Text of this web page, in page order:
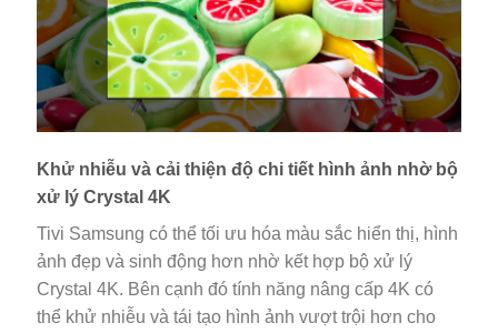
Khử nhiễu và cải thiện độ chi tiết hình ảnh nhờ bộ
xử lý Crystal 4K
Tivi Samsung có thể tối ưu hóa màu sắc hiển thị, hình
ảnh đẹp và sinh động hơn nhờ kết hợp bộ xử lý
Crystal 4K. Bên cạnh đó tính năng nâng cấp 4K có
thể khử nhiễu và tái tạo hình ảnh vượt trội hơn cho